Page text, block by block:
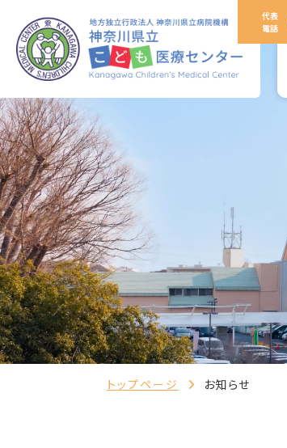
代表
電話
トップページ お知らせ